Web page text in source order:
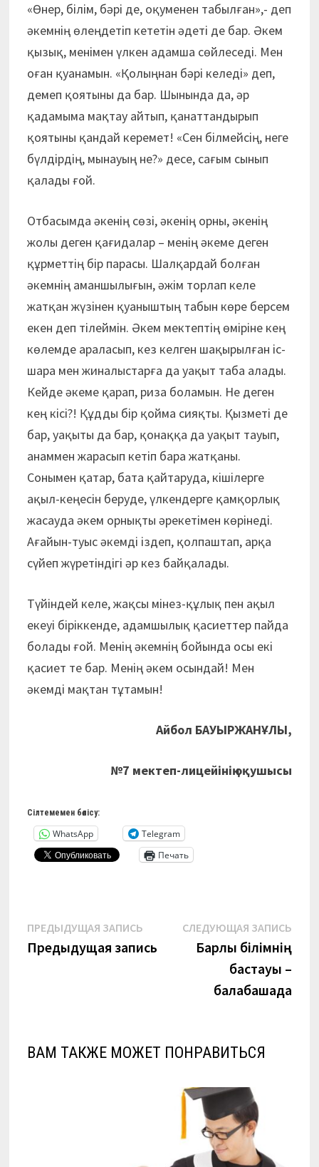
«Өнер, білім, бәрі де, оқуменен табылған»,- деп
әкемнің өлеңдетіп кететін әдеті де бар. Әкем
қызық, менімен үлкен адамша сөйлеседі. Мен
оған қуа­намын. «Қолыңнан бәрі келеді» деп,
демеп қоятыны да бар. Шынында да, әр
қадамыма мақтау айтып, қанаттандырып
қоятыны қандай керемет! «Сен білмейсің, неге
бүлдірдің, мынауың не?» десе, сағым сынып
қалады ғой.
Отбасымда әкенің сөзі, әкенің орны, әкенің
жолы деген қағидалар – менің әкеме деген
құрметтің бір парасы. Шалқардай болған
әкемнің аманшылығын, әжім торлап келе
жатқан жүзінен қуаныштың табын көре берсем
екен деп тілеймін. Әкем мектептің өміріне кең
көлемде араласып, кез келген шақырылған іс-
шара мен жиналыстарға да уақыт таба алады.
Кейде әкеме қарап, риза боламын. Не деген
кең кісі?! Құдды бір қойма сияқты. Қызметі де
бар, уақыты да бар, қонаққа да уақыт тауып,
анаммен жарасып кетіп бара жатқаны.
Сонымен қатар, бата қайтаруда, кішілерге
ақыл-кеңесін беруде, үлкендерге қамқорлық
жасауда әкем орнықты әрекетімен көрінеді.
Ағайын-туыс әкемді іздеп, қолпаштап, арқа
сүйеп жүретіндігі әр кез байқалады.
Түйіндей келе, жақсы мінез-құлық пен ақыл
екеуі біріккенде, адамшылық қасиеттер пайда
болады ғой. Менің әкемнің бойында осы екі
қасиет те бар. Менің әкем осындай! Мен
әкемді мақтан тұтамын!
Айбол БАУЫРЖАНҰЛЫ,
№7 мектеп-лицейінің оқушысы
Сілтемемен бөлісу:
WhatsApp
Telegram
Печать
Навигация
по
ПРЕДЫДУЩАЯ ЗАПИСЬПредыдущая
запись:
Предыдущая запись
СЛЕДУЮЩАЯ ЗАПИСЬ
Барлық білімнің
бастауы –
балабақшада
ВАМ ТАКЖЕ МОЖЕТ ПОНРАВИТЬСЯ